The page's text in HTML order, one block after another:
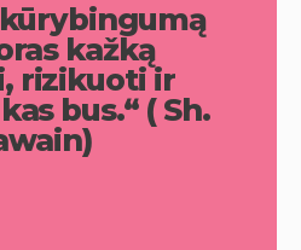
kažką
rizikuoti ir
bus.“ ( Sh.